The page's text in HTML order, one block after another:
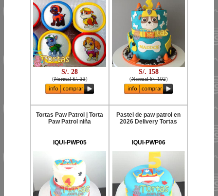
S/. 28
(Normal S/. 33)
S/. 158
(Normal S/. 192)
Tortas Paw Patrol | Torta
Paw Patrol niña
IQUI-PWP05
Pastel de paw patrol en
2026 Delivery Tortas
IQUI-PWP06